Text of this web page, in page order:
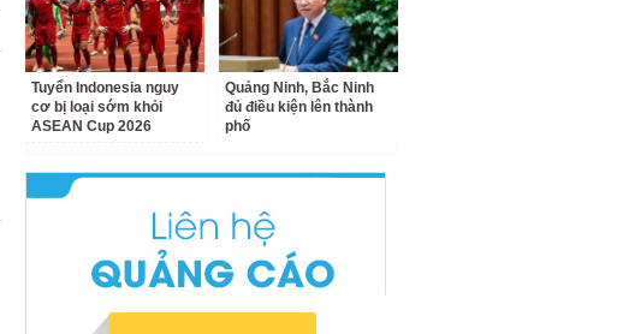
Tuyển Indonesia nguy
cơ bị loại sớm khỏi
ASEAN Cup 2026
Quảng Ninh, Bắc Ninh
đủ điều kiện lên thành
phố